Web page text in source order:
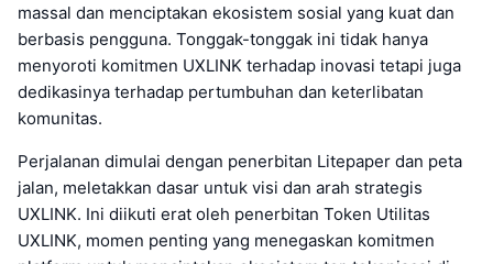
massal dan menciptakan ekosistem sosial yang kuat dan
berbasis pengguna. Tonggak-tonggak ini tidak hanya
menyoroti komitmen UXLINK terhadap inovasi tetapi juga
dedikasinya terhadap pertumbuhan dan keterlibatan
komunitas.
Perjalanan dimulai dengan penerbitan Litepaper dan peta
jalan, meletakkan dasar untuk visi dan arah strategis
UXLINK. Ini diikuti erat oleh penerbitan Token Utilitas
UXLINK, momen penting yang menegaskan komitmen